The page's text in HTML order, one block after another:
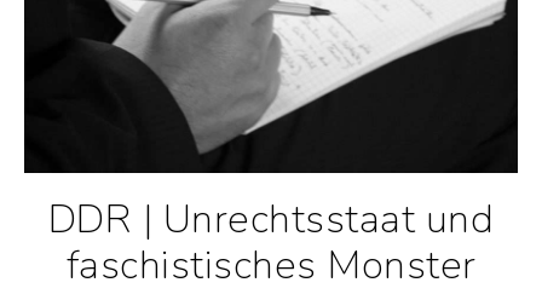
DDR | Unrechtsstaat und
faschistisches Monster